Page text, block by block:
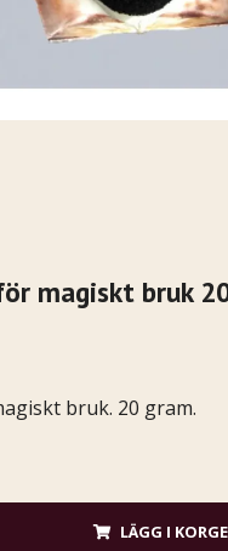
magiskt bruk
bruk. 20 gram.
LÄGG I